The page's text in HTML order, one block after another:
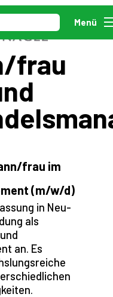
Menü
frau
frau im
(m/w/d)
in Neu-
als
an. Es